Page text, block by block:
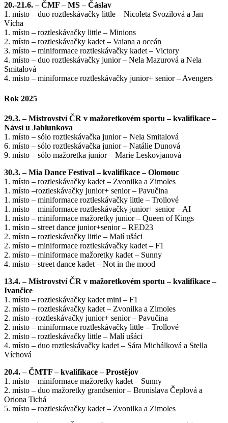
20.-21.6. – ČMF – MS – Čáslav
1. místo – duo roztleskávačky little – Nicoleta Svozilová a Jan
Vícha
1. místo – roztleskávačky little – Minions
2. místo – roztleskávačky kadet – Vaiana a oceán
3. místo – miniformace roztleskávačky kadet – Victory
4. místo – duo roztleskávačky junior – Nela Mazurová a Nela
Smitalová
4. místo – miniformace roztleskávačky junior+ senior – Avengers
Rok 2025
29.3. – Mistrovství ČR v mažoretkovém sportu – kvalifikace –
Návsí u Jablunkova
1. místo – sólo roztleskávačka junior – Nela Smitalová
6. místo – sólo roztleskávačka junior – Natálie Dunová
9. místo – sólo mažoretka junior – Marie Leskovjanová
30.3. – Mia Dance Festival – kvalifikace – Olomouc
1. místo – roztleskávačky kadet – Zvonilka a Zimoles
1. místo –roztleskávačky junior+ senior – Pavučina
1. místo – miniformace roztleskávačky little – Trollové
1. místo – miniformace roztleskávačky junior+ senior – AI
1. místo – miniformace mažoretky junior – Queen of Kings
1. místo – street dance junior+senior – RED23
2. místo – roztleskávačky little – Malí ušáci
2. místo – miniformace roztleskávačky kadet – F1
2. místo – miniformace mažoretky kadet – Sunny
4. místo – street dance kadet – Not in the mood
13.4. – Mistrovství ČR v mažoretkovém sportu – kvalifikace –
Ivančice
1. místo – roztleskávačky kadet mini – F1
2. místo – roztleskávačky kadet – Zvonilka a Zimoles
2. místo –roztleskávačky junior+ senior – Pavučina
2. místo – miniformace roztleskávačky little – Trollové
2. místo – roztleskávačky little – Malí ušáci
4. místo – duo roztleskávačky kadet – Sára Michálková a Stella
Víchová
20.4. – ČMTF – kvalifikace – Prostějov
1. místo – miniformace mažoretky kadet – Sunny
2. místo – duo mažoretky grandsenior – Bronislava Čeplová a
Oriona Tichá
5. místo – roztleskávačky kadet – Zvonilka a Zimoles